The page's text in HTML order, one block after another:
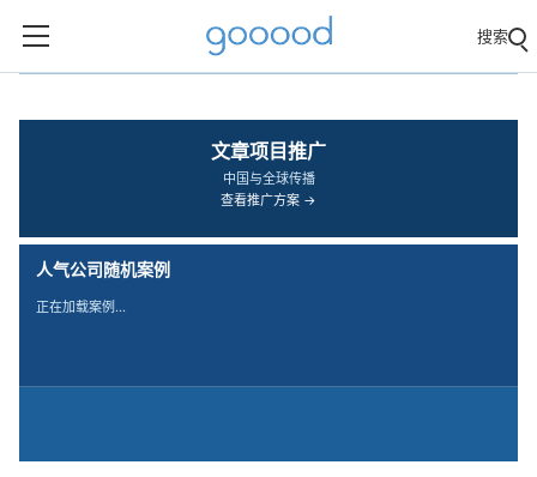
搜索
文章项目推广
中国与全球传播
查看推广方案 →
人气公司随机案例
正在加载案例…